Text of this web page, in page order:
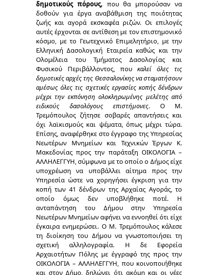
δημοτικούς πόρους, που θα μπορούσαν να
δοθούν για έργα αναβάθμιση της ποιότητας
ζωής και αγορά εκσκαφέα ριζών. Οι επιλογές
αυτές έρχονται σε αντίθεση με τον επιστημονικό
κόσμο, με το Γεωτεχνικό Επιμελητήριο, με την
Ελληνική Δασολογική Εταιρεία καθώς και την
Ολομέλεια του Τμήματος Δασολογίας και
Φυσικού Περιβάλλοντος, πουκαλεί όλες τις
δημοτικές αρχές της Θεσσαλονίκης να σταματήσουν
αμέσως όλες τις σχετικές εργασίες κοπής δένδρων
μέχρι την εκπόνηση ολοκληρωμένης μελέτης από
ειδικούς δασολόγους επιστήμονες. Ο Μ.
Τρεμόπουλος ζήτησε σοβαρές απαντήσεις και
όχι λαϊκισμούς και ψέματα, όπως μέχρι τώρα.
Επίσης, αναφέρθηκε στο έγγραφο της Υπηρεσίας
Νεωτέρων Μνημείων και Τεχνικών Έργων Κ.
Μακεδονίας προς την παράταξη ΟΙΚΟΛΟΓΙΑ –
ΑΛΛΗΛΕΓΓΥΗ, σύμφωνα με το οποίο ο Δήμος είχε
υποχρέωση να υποβάλλει αίτημα προς την
Υπηρεσία ώστε να χορηγήσει έγκριση για την
κοπή των 41 δένδρων της Αρχαίας Αγοράς, το
οποίο όμως δεν υποβλήθηκε ποτέ. Η
ανταπάντηση του Δήμου στην Υπηρεσία
Νεωτέρων Μνημείων αφήνει να εννοηθεί ότι είχε
έγκαιρα ενημερώσει. Ο Μ. Τρεμόπουλος κάλεσε
τη διοίκηση του Δήμου να γνωστοποιήσει τη
σχετική αλληλογραφία. Η δε Εφορεία
Αρχαιοτήτων Πόλης με έγγραφό της προς την
ΟΙΚΟΛΟΓΙΑ – ΑΛΛΗΛΕΓΓΥΗ, που κοινοποιήθηκε
και στον Δήμο, δηλώνει ότι ακόμη και οι νέες